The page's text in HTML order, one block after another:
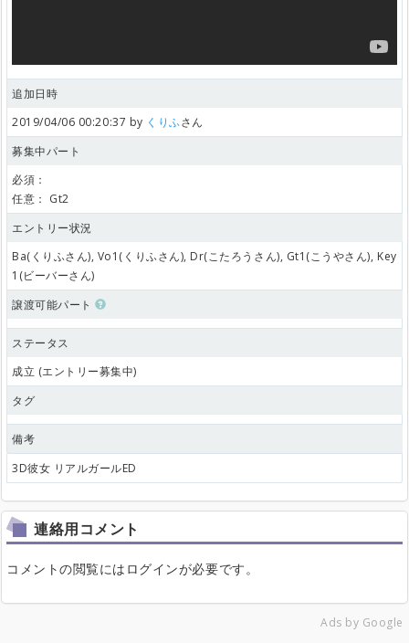
追加日時
2019/04/06 00:20:37 by くりふさん
募集中パート
必須：
任意： Gt2
エントリー状況
Ba(くりふさん), Vo1(くりふさん), Dr(こたろうさん), Gt1(こうやさん), Key
1(ビーバーさん)
譲渡可能パート
ステータス
成立 (エントリー募集中)
タグ
備考
3D彼女 リアルガールED
連絡用コメント
コメントの閲覧にはログインが必要です。
Ads by Google